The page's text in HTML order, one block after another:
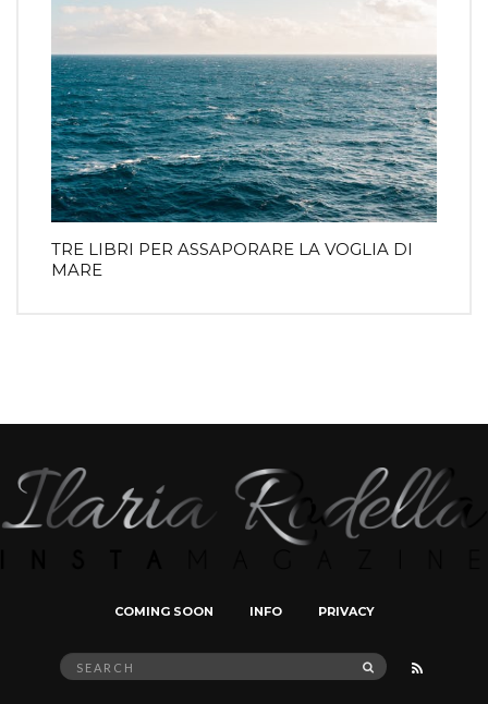
TRE LIBRI PER ASSAPORARE LA VOGLIA DI
MARE
COMING SOON INFO PRIVACY
Search
for:
SEARCH